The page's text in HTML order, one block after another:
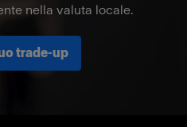
nella valuta locale.
trade-up